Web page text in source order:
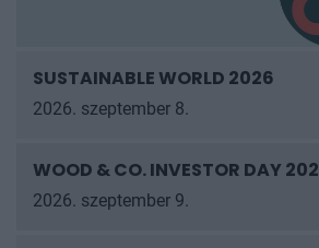
SUSTAINABLE WORLD 2026
2026. szeptember 8.
WOOD & CO. INVESTOR DAY
2026. szeptember 9.